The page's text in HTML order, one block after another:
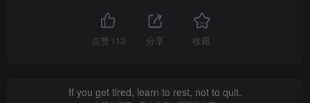
点赞 113 分享 收藏
If you get tired, learn to rest, not to quit.